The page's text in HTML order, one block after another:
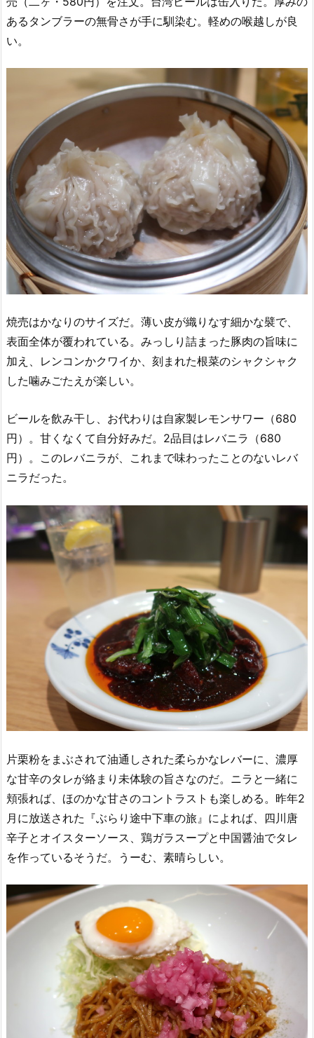
あるタンブラーの無骨さが手に馴染む。軽めの喉越しが良
い。
焼売はかなりのサイズだ。薄い皮が織りなす細かな襞で、
表面全体が覆われている。みっしり詰まった豚肉の旨味に
加え、レンコンかクワイか、刻まれた根菜のシャクシャク
した噛みごたえが楽しい。
ビールを飲み干し、お代わりは自家製レモンサワー（680
円）。甘くなくて自分好みだ。2品目はレバニラ（680
円）。このレバニラが、これまで味わったことのないレバ
ニラだった。
片栗粉をまぶされて油通しされた柔らかなレバーに、濃厚
な甘辛のタレが絡まり未体験の旨さなのだ。ニラと一緒に
頬張れば、ほのかな甘さのコントラストも楽しめる。昨年2
月に放送された『ぶらり途中下車の旅』によれば、四川唐
辛子とオイスターソース、鶏ガラスープと中国醤油でタレ
を作っているそうだ。うーむ、素晴らしい。